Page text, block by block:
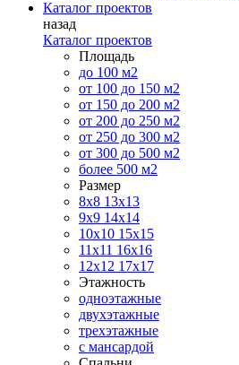
Каталог проектов
назад
Каталог проектов
Площадь
до 100 м2
от 100 до 150 м2
от 150 до 200 м2
от 200 до 250 м2
от 250 до 300 м2
от 300 до 500 м2
более 500 м2
Размер
8х8 13х13
9х9 14х14
10х10 15х15
11x11 16х16
12х12 17х17
Этажность
одноэтажные
двухэтажные
трехэтажные
с мансардой